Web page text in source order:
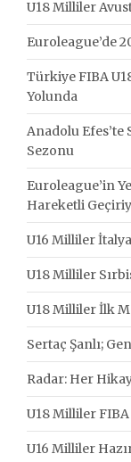
U18 Milliler
Euroleague’de
Türkiye FIBA
Yolunda
Anadolu Efes’te
Sezonu
Euroleague’in
Hareketli
U16 Milliler
U18 Milliler
U18 Milliler İlk
Sertaç Şanlı;
Radar: Her
U18 Milliler FIBA
U16 Milliler